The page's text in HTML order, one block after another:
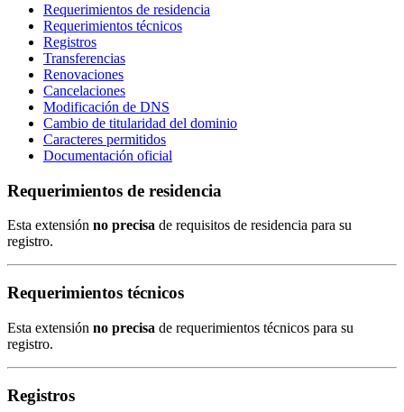
Requerimientos de residencia
Requerimientos técnicos
Registros
Transferencias
Renovaciones
Cancelaciones
Modificación de DNS
Cambio de titularidad del dominio
Caracteres permitidos
Documentación oficial
Requerimientos de residencia
Esta extensión no precisa de requisitos de residencia para su
registro.
Requerimientos técnicos
Esta extensión no precisa de requerimientos técnicos para su
registro.
Registros